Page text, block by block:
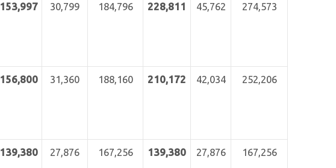
153,997 30,799 184,796 228,811 45,762 274,573
156,800 31,360 188,160 210,172 42,034 252,206
139,380 27,876 167,256 139,380 27,876 167,256